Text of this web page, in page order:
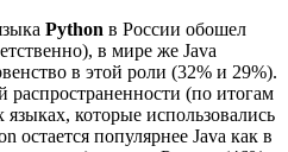
Python в России обошел
в мире же Java
в этой роли (32% и 29%).
распространенности (по итогам
языках, которые использовались
остается популярнее Java как в